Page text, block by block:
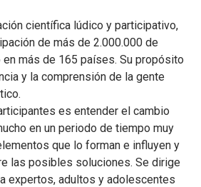
científica lúdico y participativo,
de más de 2.000.000 de
más de 165 países. Su propósito
y la comprensión de la gente
es entender el cambio
en un periodo de tiempo muy
que lo forman e influyen y
las posibles soluciones. Se dirige
expertos, adultos y adolescentes